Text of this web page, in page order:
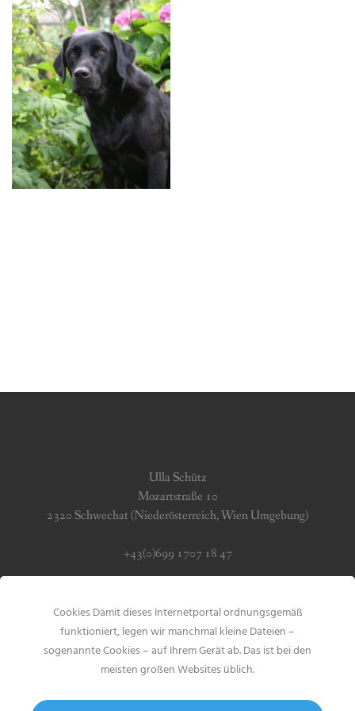
BREEDING
CONTACT
Ulla Schütz
Mozartstraße 10
2320 Schwechat (Niederösterreich, Wien Umgebung)
+43(0)699 1707 18 47
Impressum & Datenschutz
Cookies Damit dieses Internetportal ordnungsgemäß
funktioniert, legen wir manchmal kleine Dateien –
sogenannte Cookies – auf Ihrem Gerät ab. Das ist bei den
meisten großen Websites üblich.